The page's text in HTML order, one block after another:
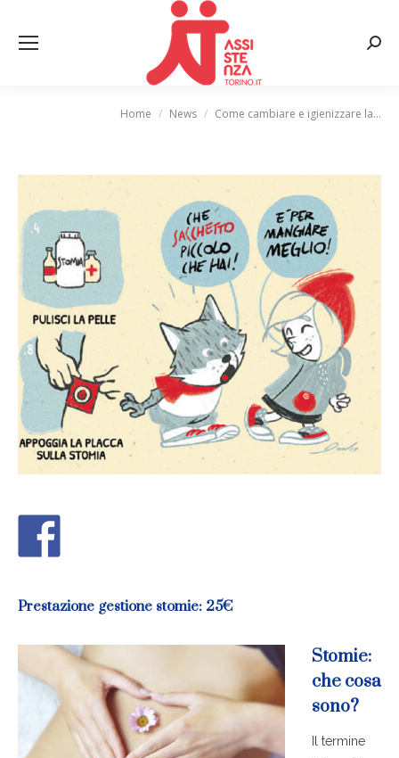
Home News Come cambiare e igienizzare la…
Prestazione gestione stomie: 25€
Stomie:
che cosa
sono?
Il termine